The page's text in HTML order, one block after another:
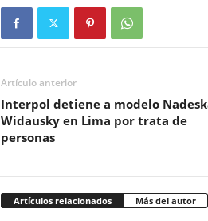
Artículo anterior
Interpol detiene a modelo
Widausky en Lima por trata de
personas
Artículos relacionados Más del autor